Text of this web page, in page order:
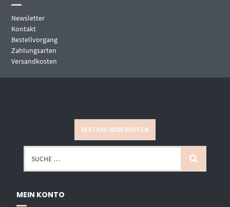
Newsletter
Kontakt
Bestellvorgang
Zahlungsarten
Versandkosten
VERTRAG WIDERRUFEN
MEIN KONTO